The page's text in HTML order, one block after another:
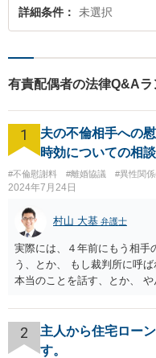
詳細条件 未選択
有責配偶者の法律Q&Aラ
1
夫の不倫相手への
時効についての相談
#不倫慰謝料 #離婚協議 #異性関
2024年7月24日
村山 大基 弁護士
実際には、４年前にもう相手
う、とか、 もし裁判所に呼
本当のことを話す、とか、
2
主人から住宅ロー
す。